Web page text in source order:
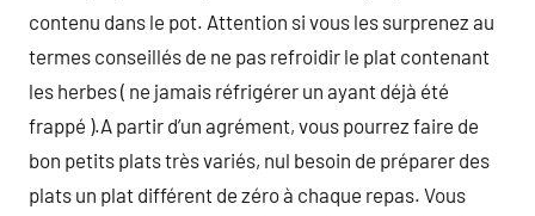
contenu dans le pot. Attention si vous les surprenez au
termes conseillés de ne pas refroidir le plat contenant
les herbes ( ne jamais réfrigérer un ayant déjà été
frappé ).A partir d’un agrément, vous pourrez faire de
bon petits plats très variés, nul besoin de préparer des
plats un plat différent de zéro à chaque repas. Vous